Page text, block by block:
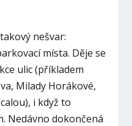
nešvar:
místa. Děje se
ulic (příkladem
Milady Horákové,
i když to
Nedávno dokončená